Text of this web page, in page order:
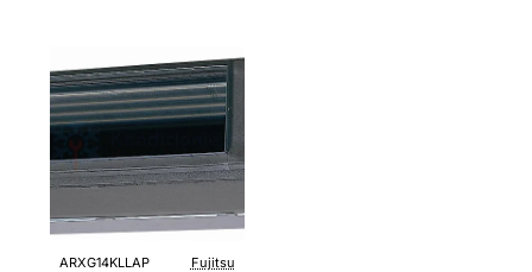
ARXG14KLLAP Fujitsu